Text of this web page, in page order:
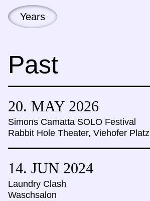
Years
Past
20. MAY 2026
Simons Camatta SOLO Festival
Rabbit Hole Theater, Viehofer Platz
14. JUN 2024
Laundry Clash
Waschsalon